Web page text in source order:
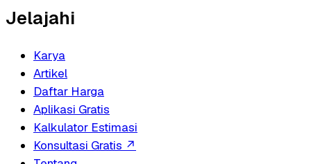
Jelajahi
Karya
Artikel
Daftar Harga
Aplikasi Gratis
Kalkulator Estimasi
Konsultasi Gratis ↗